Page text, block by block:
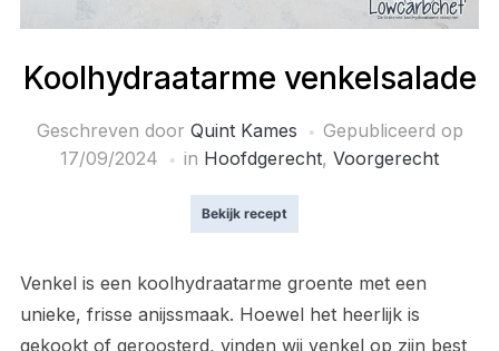
Koolhydraatarme venkelsalade
Geschreven door Quint Kames
Gepubliceerd op
17/09/2024
in Hoofdgerecht, Voorgerecht
Bekijk recept
Venkel is een koolhydraatarme groente met een
unieke, frisse anijssmaak. Hoewel het heerlijk is
gekookt of geroosterd, vinden wij venkel op zijn best